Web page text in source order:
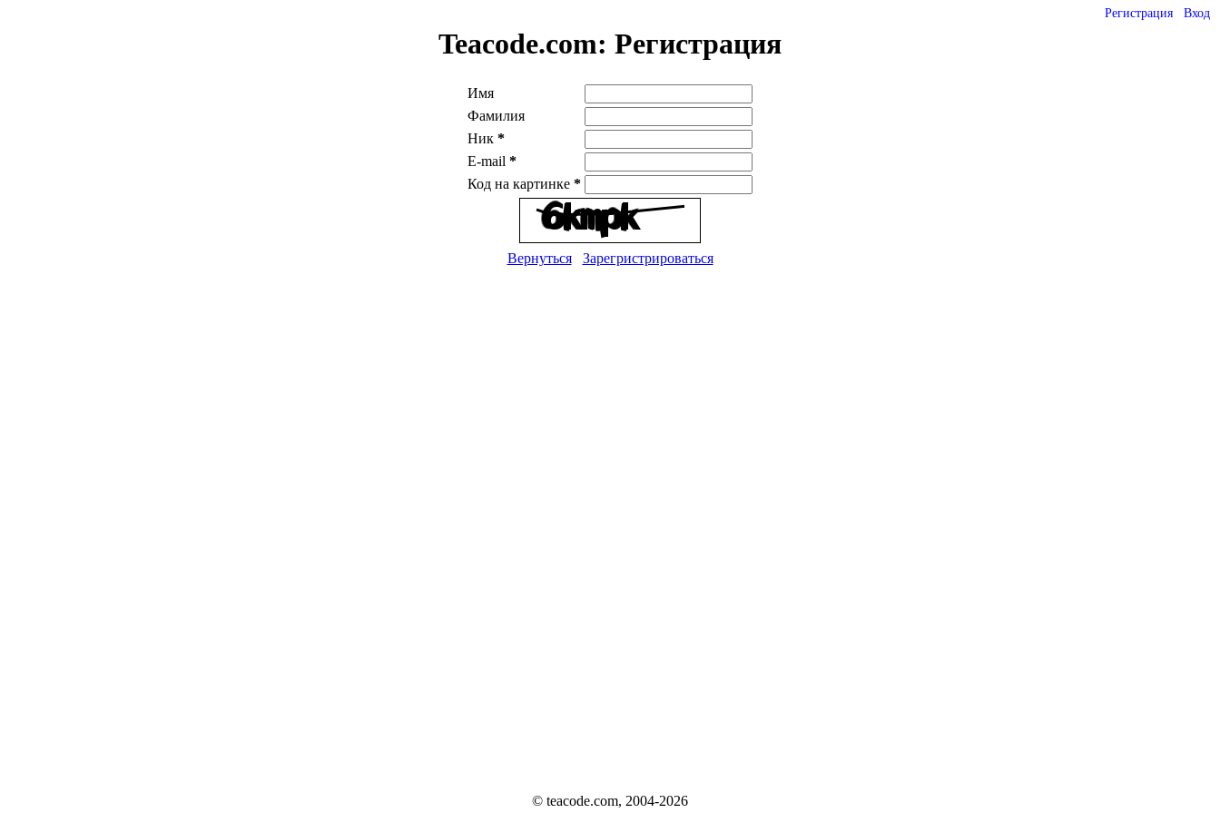
Регистрация Вход
Teacode.com: Регистрация
Имя
Фамилия
Ник *
E-mail *
Код на картинке *
Вернуться Зарегристрироваться
© teacode.com, 2004-2026